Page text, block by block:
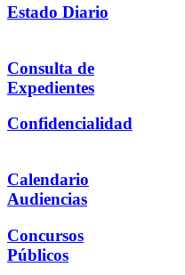
Estado Diario
Consulta de
Expedientes
Confidencialidad
Calendario
Audiencias
Concursos
Públicos